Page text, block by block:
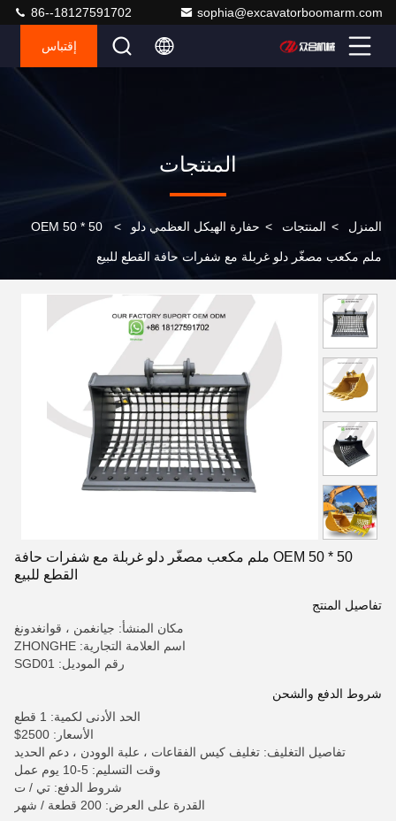
sophia@excavatorboomarm.com
86--18127591702
إقتباس
المنتجات
المنزل > المنتجات > حفارة الهيكل العظمي دلو >
OEM 50 * 50
ملم مكعب مصغّر دلو غربلة مع شفرات حافة القطع للبيع
OEM 50 * 50 ملم مكعب مصغّر دلو غربلة مع شفرات حافة
القطع للبيع
تفاصيل المنتج
مكان المنشأ: جيانغمن ، قوانغدونغ
اسم العلامة التجارية: ZHONGHE
رقم الموديل: SGD01
شروط الدفع والشحن
الحد الأدنى لكمية: 1 قطع
الأسعار: 2500$
تفاصيل التغليف: تغليف كيس الفقاعات ، علبة الوودن ، دعم الحديد
وقت التسليم: 5-10 يوم عمل
شروط الدفع: تي / ت
القدرة على العرض: 200 قطعة / شهر